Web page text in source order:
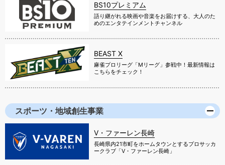
BS10プレミアム
語り継がれる映画や音楽をお届けする、大人のた
めのエンタテインメントチャンネル
BEAST X
麻雀プロリーグ「Mリーグ」参戦中！最新情報は
こちらをチェック！
スポーツ・地域創生事業
V・ファーレン長崎
長崎県内21市町をホームタウンとするプロサッカ
ークラブ「V・ファーレン長崎」